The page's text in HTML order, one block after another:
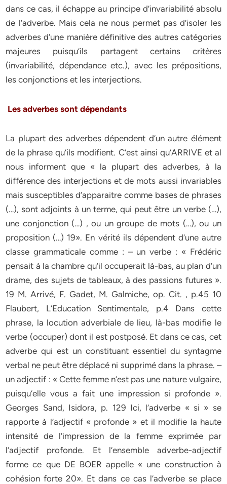
dans ce cas, il échappe au principe d’invariabilité absolu
de l’adverbe. Mais cela ne nous permet pas d’isoler les
adverbes d’une manière définitive des autres catégories
majeures puisqu’ils partagent certains critères
(invariabilité, dépendance etc.), avec les prépositions,
les conjonctions et les interjections.
Les adverbes sont dépendants
La plupart des adverbes dépendent d’un autre élément
de la phrase qu’ils modifient. C’est ainsi qu’ARRIVE et al
nous informent que « la plupart des adverbes, à la
différence des interjections et de mots aussi invariables
mais susceptibles d’apparaitre comme bases de phrases
(…), sont adjoints à un terme, qui peut être un verbe (…),
une conjonction (…) , ou un groupe de mots (…), ou un
proposition (…) 19». En vérité ils dépendent d’une autre
classe grammaticale comme : – un verbe : « Frédéric
pensait à la chambre qu’il occuperait là-bas, au plan d’un
drame, des sujets de tableaux, à des passions futures ».
19 M. Arrivé, F. Gadet, M. Galmiche, op. Cit. , p.45 10
Flaubert, L’Education Sentimentale, p.4 Dans cette
phrase, la locution adverbiale de lieu, là-bas modifie le
verbe (occuper) dont il est postposé. Et dans ce cas, cet
adverbe qui est un constituant essentiel du syntagme
verbal ne peut être déplacé ni supprimé dans la phrase. –
un adjectif : « Cette femme n’est pas une nature vulgaire,
puisqu’elle vous a fait une impression si profonde ».
Georges Sand, Isidora, p. 129 Ici, l’adverbe « si » se
rapporte à l’adjectif « profonde » et il modifie la haute
intensité de l’impression de la femme exprimée par
l’adjectif profonde. Et l’ensemble adverbe-adjectif
forme ce que DE BOER appelle « une construction à
cohésion forte 20». Et dans ce cas l’adverbe se place